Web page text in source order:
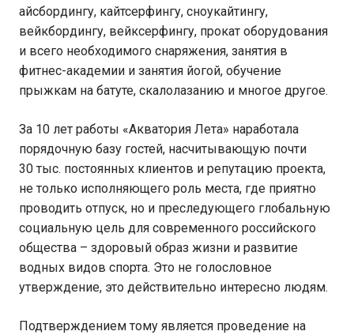
айсбордингу, кайтсерфингу, сноукайтингу,
вейкбордингу, вейксерфингу, прокат оборудования
и всего необходимого снаряжения, занятия в
фитнес-академии и занятия йогой, обучение
прыжкам на батуте, скалолазанию и многое другое.
За 10 лет работы «Акватория Лета» наработала
порядочную базу гостей, насчитывающую почти
30 тыс. постоянных клиентов и репутацию проекта,
не только исполняющего роль места, где приятно
проводить отпуск, но и преследующего глобальную
социальную цель для современного российского
общества – здоровый образ жизни и развитие
водных видов спорта. Это не голословное
утверждение, это действительно интересно людям.
Подтверждением тому является проведение на